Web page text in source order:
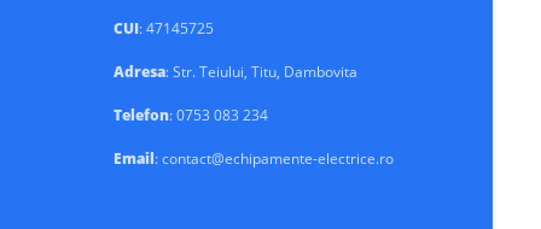
CUI: 47145725
Adresa: Str. Teiului, Titu, Dambovita
Telefon: 0753 083 234
Email: contact@echipamente-electrice.ro